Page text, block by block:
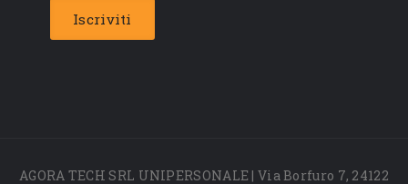
AGORA TECH SRL UNIPERSONALE | Via Borfuro 7, 24122